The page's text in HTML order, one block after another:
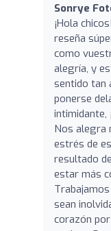
Sonrye
¡Hola
reseña
como
alegría, y
sentido tan
ponerse
intimidante,
Nos alegra
estrés de
resultado
estar más
sean
corazón